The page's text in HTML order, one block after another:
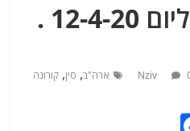
מבזקי חדשות ליום 12-4-20 .
Nziv ארה"ב, סין,קורונה